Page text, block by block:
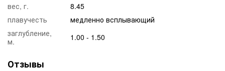
вес, г.
8.45
плавучесть
медленно всплывающий
заглубление,
м.
1.00 - 1.50
Отзывы